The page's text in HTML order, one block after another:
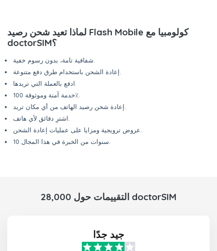
لماذا تعيد شحن رصيد Flash Mobile كولومبيا مع
doctorSIM؟
خدمة آمنة وموثوقة 100٪.
28,000 التقييمات حول doctorSIM
جيد جدًا